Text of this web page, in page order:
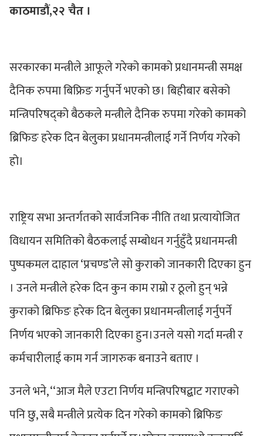
काठमाडौं,२२ चैत ।
सरकारका मन्त्रीले आफूले गरेको कामको प्रधानमन्त्री समक्ष
दैनिक रुपमा बिफ्रिङ गर्नुपर्ने भएको छ। बिहीबार बसेको
मन्त्रिपरिषद्को बैठकले मन्त्रीले दैनिक रुपमा गरेको कामको
ब्रिफिङ हरेक दिन बेलुका प्रधानमन्त्रीलाई गर्ने निर्णय गरेको
हो।
राष्ट्रिय सभा अन्तर्गतको सार्वजनिक नीति तथा प्रत्यायोजित
विधायन समितिको बैठकलाई सम्बोधन गर्नुहुँदै प्रधानमन्त्री
पुष्पकमल दाहाल ‘प्रचण्ड’ले सो कुराको जानकारी दिएका हुन
। उनले मन्त्रीले हरेक दिन कुन काम राम्रो र ठूलो हुन् भन्ने
कुराको ब्रिफिङ हरेक दिन बेलुका प्रधानमन्त्रीलाई गर्नुपर्ने
निर्णय भएको जानकारी दिएका हुन।उनले यसो गर्दा मन्त्री र
कर्मचारीलाई काम गर्न जागरुक बनाउने बताए ।
उनले भने, ‘‘आज मैले एउटा निर्णय मन्त्रिपरिषद्बाट गराएको
पनि छु, सबै मन्त्रीले प्रत्येक दिन गरेको कामको ब्रिफिङ